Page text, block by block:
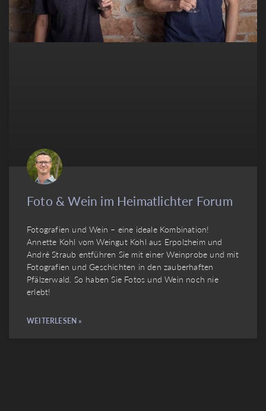
Foto & Wein im Heimatlichter Forum
Fotografien und Wein – eine ideale Kombination!
Annette Kohl vom Weingut Kohl aus Erpolzheim und
André Straub entführen Sie mit einer Weinprobe und mit
Fotografien und Geschichten in den zauberhaften
Pfälzerwald. So haben Sie Fotos und Wein noch nie
erlebt!
WEITERLESEN »